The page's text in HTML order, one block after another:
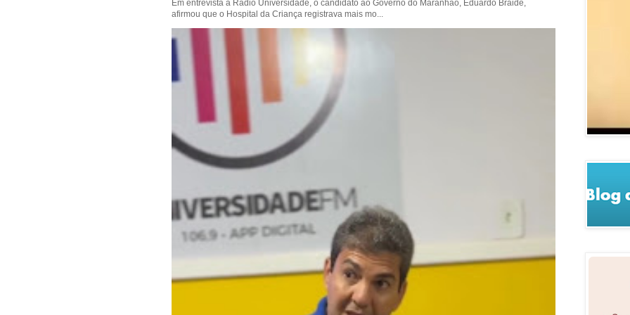
Em entrevista à Rádio Universidade, o candidato ao Governo do Maranhão, Eduardo Braide,
afirmou que o Hospital da Criança registrava mais mo...